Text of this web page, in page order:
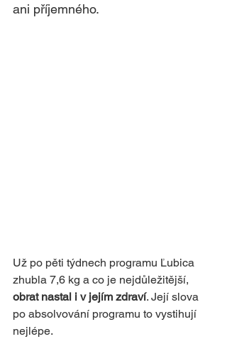
ani příjemného.
Už po pěti týdnech programu Ľubica
zhubla 7,6 kg a co je nejdůležitější,
obrat nastal i v jejím zdraví. Její slova
po absolvování programu to vystihují
nejlépe.